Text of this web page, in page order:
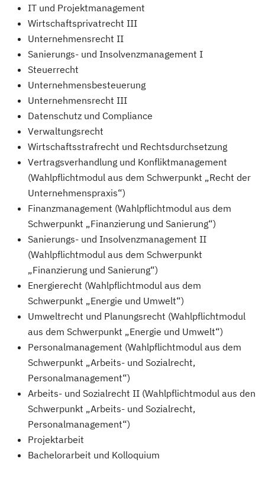
IT und Projektmanagement
Wirtschaftsprivatrecht III
Unternehmensrecht II
Sanierungs- und Insolvenzmanagement I
Steuerrecht
Unternehmensbesteuerung
Unternehmensrecht III
Datenschutz und Compliance
Verwaltungsrecht
Wirtschaftsstrafrecht und Rechtsdurchsetzung
Vertragsverhandlung und Konfliktmanagement
(Wahlpflichtmodul aus dem Schwerpunkt „Recht der
Unternehmenspraxis“)
Finanzmanagement (Wahlpflichtmodul aus dem
Schwerpunkt „Finanzierung und Sanierung“)
Sanierungs- und Insolvenzmanagement II
(Wahlpflichtmodul aus dem Schwerpunkt
„Finanzierung und Sanierung“)
Energierecht (Wahlpflichtmodul aus dem
Schwerpunkt „Energie und Umwelt“)
Umweltrecht und Planungsrecht (Wahlpflichtmodul
aus dem Schwerpunkt „Energie und Umwelt“)
Personalmanagement (Wahlpflichtmodul aus dem
Schwerpunkt „Arbeits- und Sozialrecht,
Personalmanagement“)
Arbeits- und Sozialrecht II (Wahlpflichtmodul aus den
Schwerpunkt „Arbeits- und Sozialrecht,
Personalmanagement“)
Projektarbeit
Bachelorarbeit und Kolloquium